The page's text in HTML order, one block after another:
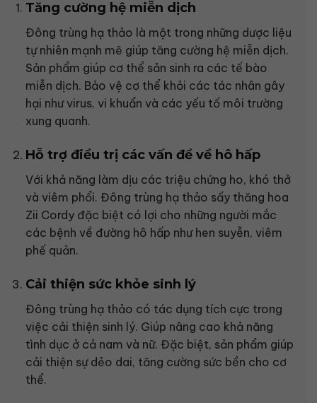
Tăng cường hệ miễn dịch
Đông trùng hạ thảo là một trong những dược liệu
tự nhiên mạnh mẽ giúp tăng cường hệ miễn dịch.
Sản phẩm giúp cơ thể sản sinh ra các tế bào
miễn dịch. Bảo vệ cơ thể khỏi các tác nhân gây
hại như virus, vi khuẩn và các yếu tố môi trường
xung quanh.
Hỗ trợ điều trị các vấn đề về hô hấp
Với khả năng làm dịu các triệu chứng ho, khó thở
và viêm phổi. Đông trùng hạ thảo sấy thăng hoa
Zii Cordy đặc biệt có lợi cho những người mắc
các bệnh về đường hô hấp như hen suyễn, viêm
phế quản.
Cải thiện sức khỏe sinh lý
Đông trùng hạ thảo có tác dụng tích cực trong
việc cải thiện sinh lý. Giúp nâng cao khả năng
tình dục ở cả nam và nữ. Đặc biệt, sản phẩm giúp
cải thiện sự dẻo dai, tăng cường sức bền cho cơ
thể.